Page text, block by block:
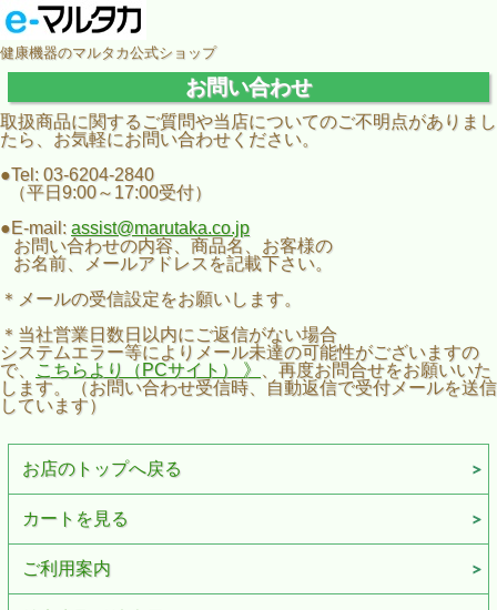
健康機器のマルタカ公式ショップ
お問い合わせ
取扱商品に関するご質問や当店についてのご不明点がありまし
たら、お気軽にお問い合わせください。
●Tel: 03-6204-2840
（平日9:00～17:00受付）
●E-mail: assist@marutaka.co.jp
お問い合わせの内容、商品名、お客様の
お名前、メールアドレスを記載下さい。
＊メールの受信設定をお願いします。
＊当社営業日数日以内にご返信がない場合
システムエラー等によりメール未達の可能性がございますの
で、
こちらより（PCサイト） 》
、再度お問合せをお願いいた
します。（お問い合わせ受信時、自動返信で受付メールを送信
しています）
お店のトップへ戻る
カートを見る
ご利用案内